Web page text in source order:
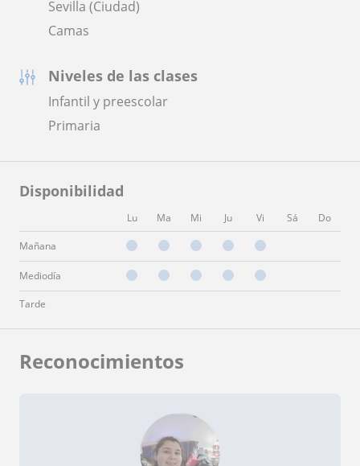
Sevilla (Ciudad)
Camas
Niveles de las clases
Infantil y preescolar
Primaria
Disponibilidad
Lu Ma Mi Ju Vi Sá Do
Mañana
Mediodía
Tarde
Reconocimientos